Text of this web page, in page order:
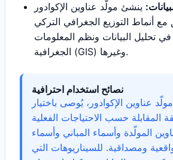
ينشئ مولّد عناوين الإكوادور
مع أنماط التوزيع الجغرافي التركي
في تحليل البيانات ونظم المعلومات
الجغرافية (GIS) وغيرها.
نصائح استخدام احترافية
عناوين الإكوادور، يُوصى باختيار
المقابلة حسب الاحتياجات الفعلية
المولّدة وأسماء المباني وأسماء
ومصداقية. للسيناريوهات التي